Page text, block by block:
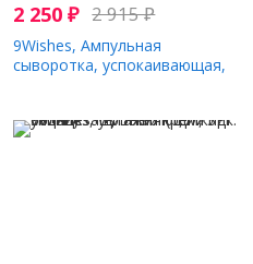
2 250₽ 2 915₽
9Wishes, Ампульная
сыворотка, успокаивающая,